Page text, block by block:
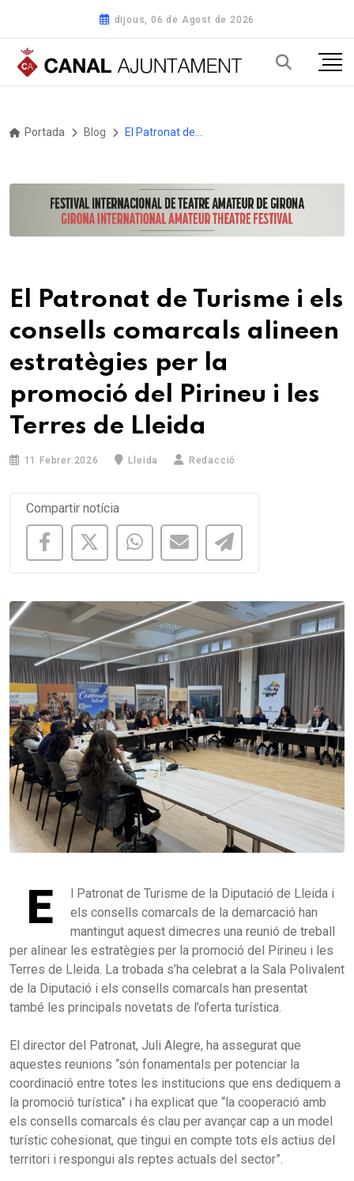
dijous, 06 de Agost de 2026
Portada Blog
El Patronat de Turisme i els
consells comarcals alineen
estratègies per la
promoció del Pirineu i les
Terres de Lleida
11 Febrer 2026 Lleida Redacció
Compartir notícia
E
l Patronat de Turisme de la Diputació de Lleida i
els consells comarcals de la demarcació han
mantingut aquest dimecres una reunió de treball
per alinear les estratègies per la promoció del Pirineu i les
Terres de Lleida. La trobada s’ha celebrat a la Sala Polivalent
de la Diputació i els consells comarcals han presentat
també les principals novetats de l’oferta turística.
El director del Patronat, Juli Alegre, ha assegurat que
aquestes reunions “són fonamentals per potenciar la
coordinació entre totes les institucions que ens dediquem a
la promoció turística” i ha explicat que “la cooperació amb
els consells comarcals és clau per avançar cap a un model
turístic cohesionat, que tingui en compte tots els actius del
territori i respongui als reptes actuals del sector”.